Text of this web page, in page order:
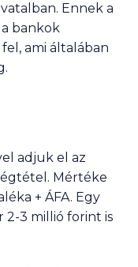
Ennek a
bankok
ami általában
adjuk el az
Mértéke
+ ÁFA. Egy
2-3 millió forint is